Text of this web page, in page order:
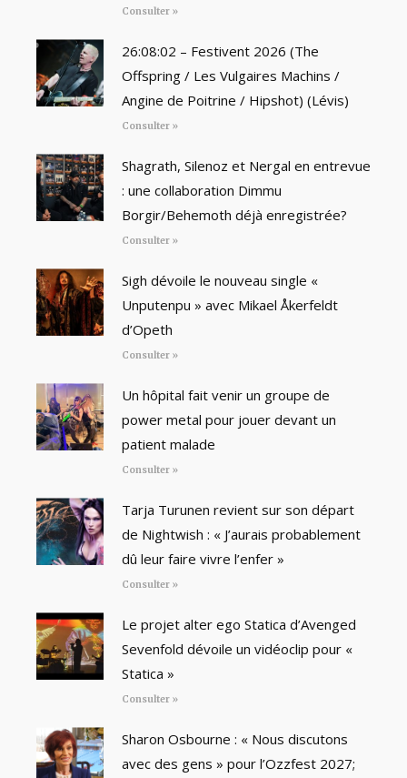
Consulter »
26:08:02 – Festivent 2026 (The
Offspring / Les Vulgaires Machins /
Angine de Poitrine / Hipshot) (Lévis)
Consulter »
Shagrath, Silenoz et Nergal en entrevue
: une collaboration Dimmu
Borgir/Behemoth déjà enregistrée?
Consulter »
Sigh dévoile le nouveau single «
Unputenpu » avec Mikael Åkerfeldt
d’Opeth
Consulter »
Un hôpital fait venir un groupe de
power metal pour jouer devant un
patient malade
Consulter »
Tarja Turunen revient sur son départ
de Nightwish : « J’aurais probablement
dû leur faire vivre l’enfer »
Consulter »
Le projet alter ego Statica d’Avenged
Sevenfold dévoile un vidéoclip pour «
Statica »
Consulter »
Sharon Osbourne : « Nous discutons
avec des gens » pour l’Ozzfest 2027;